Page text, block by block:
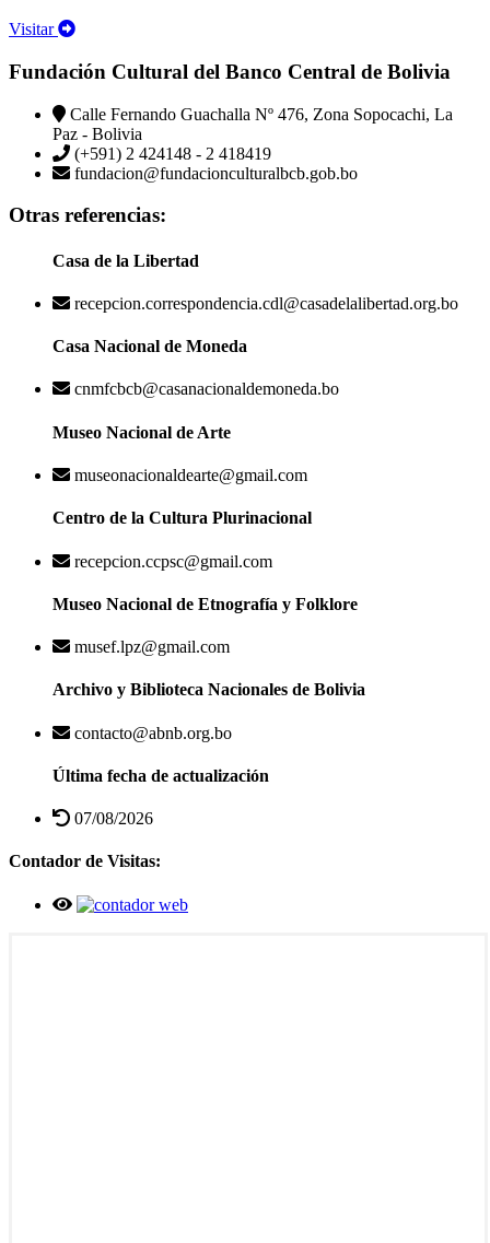
Visitar
Fundación Cultural del Banco Central de Bolivia
Calle Fernando Guachalla Nº 476, Zona Sopocachi, La
Paz - Bolivia
(+591) 2 424148 - 2 418419
fundacion@fundacionculturalbcb.gob.bo
Otras referencias:
Casa de la Libertad
recepcion.correspondencia.cdl@casadelalibertad.org.bo
Casa Nacional de Moneda
cnmfcbcb@casanacionaldemoneda.bo
Museo Nacional de Arte
museonacionaldearte@gmail.com
Centro de la Cultura Plurinacional
recepcion.ccpsc@gmail.com
Museo Nacional de Etnografía y Folklore
musef.lpz@gmail.com
Archivo y Biblioteca Nacionales de Bolivia
contacto@abnb.org.bo
Última fecha de actualización
07/08/2026
Contador de Visitas: